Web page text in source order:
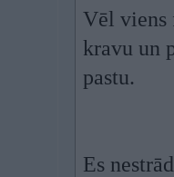
Vēl viens
kravu un
pastu.
Es